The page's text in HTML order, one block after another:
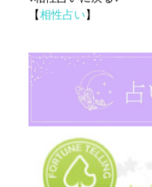
【相性占い】